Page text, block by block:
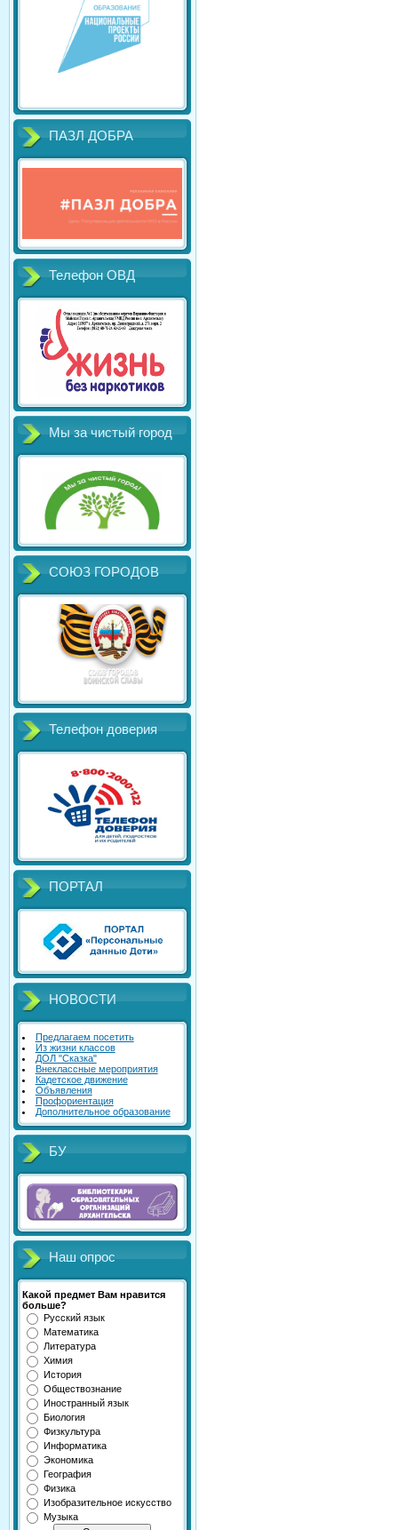
ПАЗЛ ДОБРА
Телефон ОВД
Мы за чистый город
СОЮЗ ГОРОДОВ
Телефон доверия
ПОРТАЛ
НОВОСТИ
Предлагаем посетить
Из жизни классов
ДОЛ "Сказка"
Внеклассные мероприятия
Кадетское движение
Объявления
Профориентация
Дополнительное образование
БУ
Наш опрос
Какой предмет Вам нравится
больше?
Русский язык
Математика
Литература
Химия
История
Обществознание
Иностранный язык
Биология
Физкультура
Информатика
Экономика
География
Физика
Изобразительное искусство
Музыка